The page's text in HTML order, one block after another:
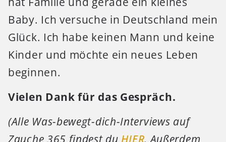
Baby. Ich versuche in Deutschland mein
Glück. Ich habe keinen Mann und keine
Kinder und möchte ein neues Leben
beginnen.
Vielen Dank für das Gespräch.
(Alle Was-bewegt-dich-Interviews auf